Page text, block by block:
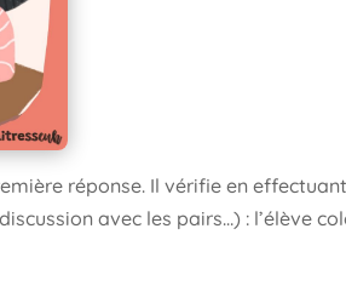
réponse. Il vérifie en
avec les pairs…) : l’élève